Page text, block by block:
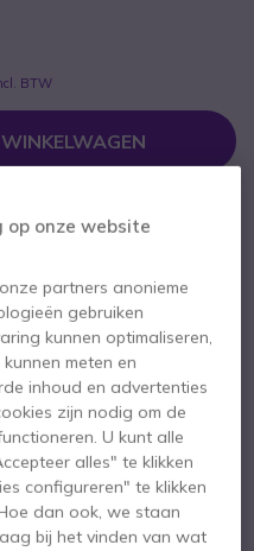
BTW
op onze website
partners anonieme
gebruiken
kunnen optimaliseren,
meten en
inhoud en advertenties
zijn nodig om de
U kunt alle
alles" te klikken
configureren" te klikken
dan ook, we staan
bij het vinden van wat